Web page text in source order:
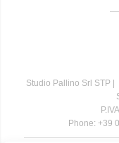
Studio Pallino Srl STP
Phone: +39